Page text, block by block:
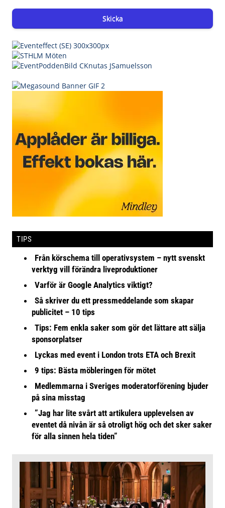
Skicka
TIPS
Från körschema till operativsystem – nytt svenskt
verktyg vill förändra liveproduktioner
Varför är Google Analytics viktigt?
Så skriver du ett pressmeddelande som skapar
publicitet – 10 tips
Tips: Fem enkla saker som gör det lättare att sälja
sponsorplatser
Lyckas med event i London trots ETA och Brexit
9 tips: Bästa möbleringen för mötet
Medlemmarna i Sveriges moderatorförening bjuder
på sina misstag
”Jag har lite svårt att artikulera upplevelsen av
eventet då nivån är så otroligt hög och det sker saker
för alla sinnen hela tiden”